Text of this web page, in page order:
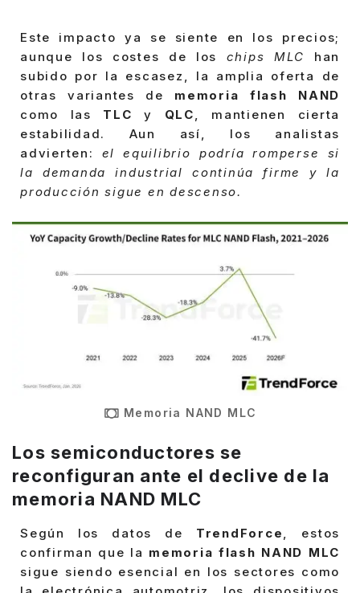
Este impacto ya se siente en los precios;
aunque los costes de los chips MLC
han
subido por la escasez, la amplia oferta de
otras variantes de memoria flash NAND
como las TLC y QLC, mantienen cierta
estabilidad. Aun así, los analistas
advierten: el equilibrio podría romperse si
la demanda industrial continúa firme y la
producción sigue en descenso.
Memoria NAND MLC
Los semiconductores se
reconfiguran ante el declive de la
memoria NAND MLC
Según los datos de TrendForce
, estos
confirman que la memoria flash NAND MLC
sigue siendo esencial en los sectores como